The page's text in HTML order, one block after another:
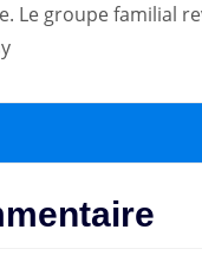
Le groupe familial